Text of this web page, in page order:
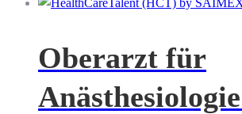
Oberarzt für